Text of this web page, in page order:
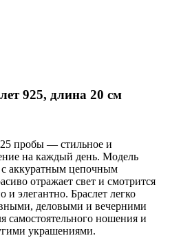
925, длина 20 см
пробы — стильное и
на каждый день. Модель
с аккуратным цепочным
отражает свет и смотрится
и элегантно. Браслет легко
деловыми и вечерними
самостоятельного ношения и
украшениями.